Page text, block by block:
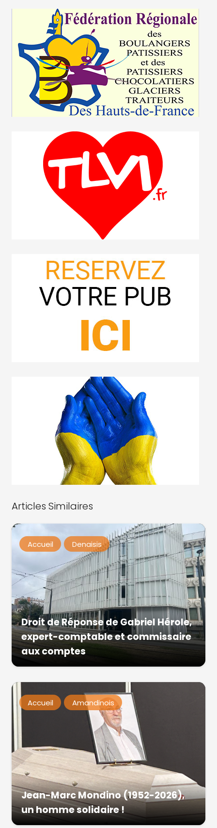
Articles Similaires
Accueil Denaisis
Droit de Réponse de Gabriel Hérole,
expert-comptable et commissaire
aux comptes
Accueil Amandinois
Jean-Marc Mondino (1952-2026),
un homme solidaire !